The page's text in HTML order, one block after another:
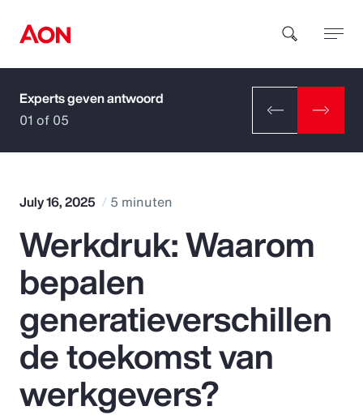
How can we help you?
Popular Searches
Insurance
Benefits
Pay Transparency
Experts geven antwoord
01 of 05
July 16, 2025 5 minuten
Werkdruk: Waarom
bepalen
generatieverschillen
de toekomst van
werkgevers?